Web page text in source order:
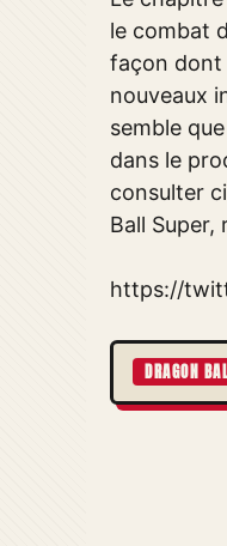
le combat
façon dont
nouveaux
semble
dans le
consulter
Ball Super,
https://
DRAGON